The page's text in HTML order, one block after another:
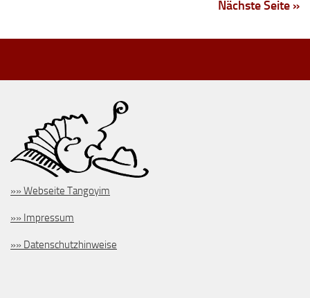
Nächste Seite »
»» Webseite Tangoyim
»» Impressum
»» Datenschutzhinweise